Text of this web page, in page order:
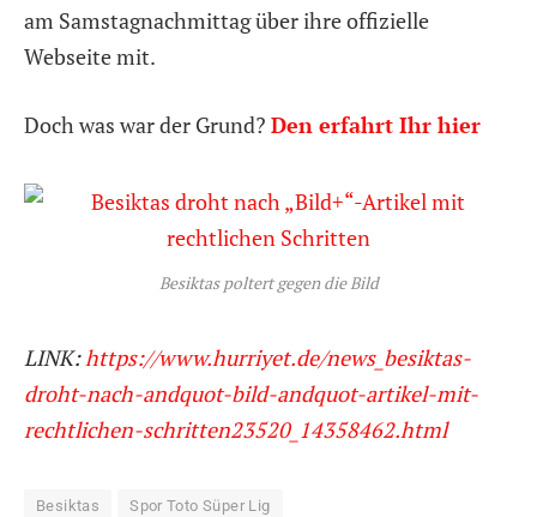
am Samstagnachmittag über ihre offizielle
Webseite mit.
Doch was war der Grund? Den erfahrt Ihr hier
Besiktas poltert gegen die Bild
LINK:https://www.hurriyet.de/news_besiktas-
droht-nach-andquot-bild-andquot-artikel-mit-
rechtlichen-schritten23520_14358462.html
Besiktas Spor Toto Süper Lig